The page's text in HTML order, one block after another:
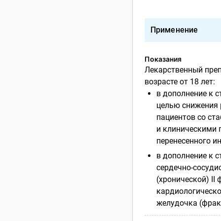
Применение
Показания
Лекарственный
возрасте от 18 лет:
в дополнение к
целью снижения
пациентов со
и клиническими
перенесенного
в дополнение к
сердечно-
(хронической) II
желудочка